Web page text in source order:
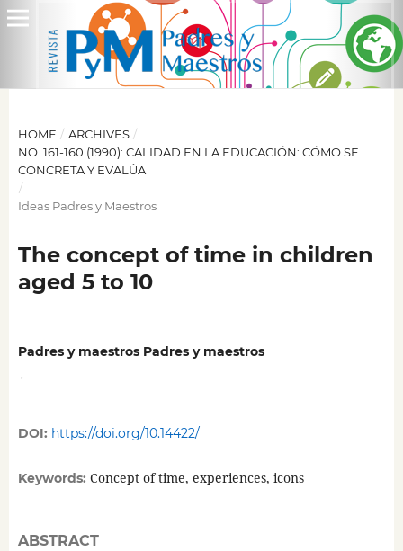
HOME / ARCHIVES /
NO. 161-160 (1990): CALIDAD EN LA EDUCACIÓN: CÓMO SE
CONCRETA Y EVALÚA
/
Ideas Padres y Maestros
The concept of time in children
aged 5 to 10
Padres y maestros Padres y maestros
DOI: https://doi.org/10.14422/
Keywords: Concept of time, experiences, icons
ABSTRACT